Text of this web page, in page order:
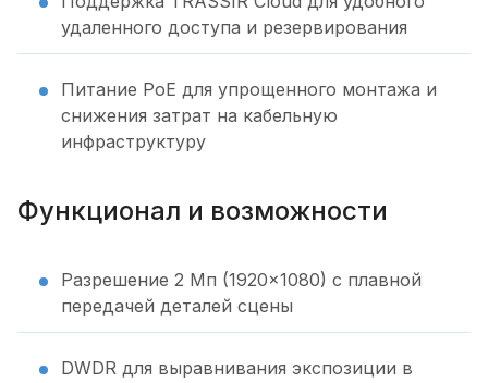
удаленного доступа и резервирования
Питание PoE для упрощенного монтажа и
снижения затрат на кабельную
инфраструктуру
Функционал и возможности
Разрешение 2 Мп (1920×1080) с плавной
передачей деталей сцены
DWDR для выравнивания экспозиции в